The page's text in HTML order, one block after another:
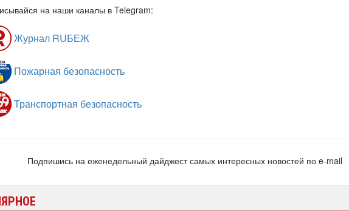
на наши каналы в Telegram:
Журнал RUБЕЖ
Пожарная безопасность
Транспортная безопасность
Подпишись на еженедельный дайджест самых интересных новостей по e-mail